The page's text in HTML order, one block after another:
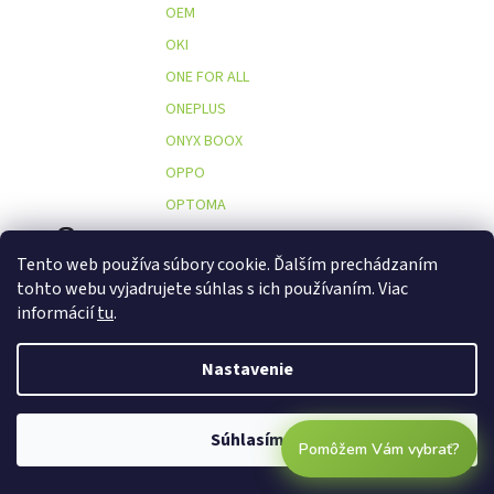
Tento web používa súbory cookie. Ďalším prechádzaním
tohto webu vyjadrujete súhlas s ich používaním. Viac
informáciítu.
Nastavenie
Súhlasím
O
OEM
OKI
ONE FOR ALL
ONEPLUS
ONYX BOOX
OPPO
OPTOMA
ORAL B
ORAL-B
ORAVA
OSCAL
OSMO
OSTATNÍ - VÝPRODEJ
Pomôžem Vám vybrať?